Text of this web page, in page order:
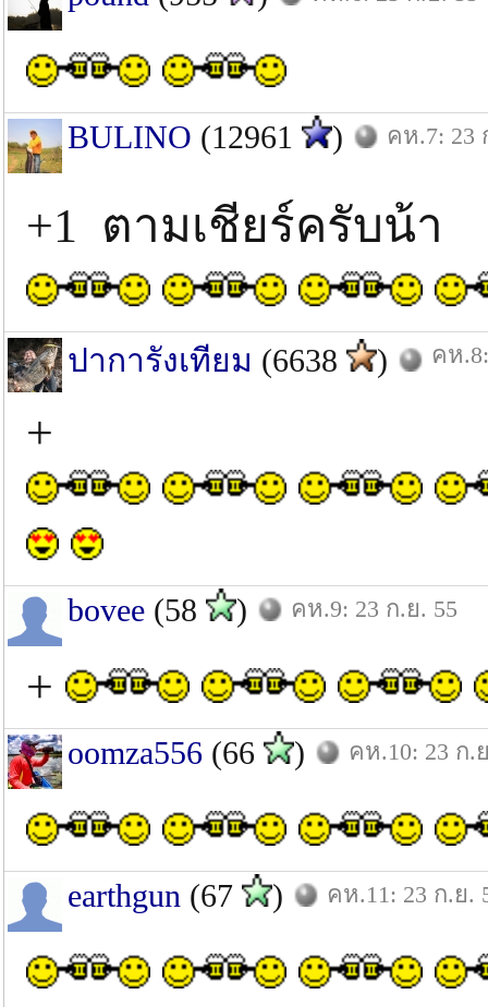
BULINO (12961 ) คห.7: 23
+1 ตามเชียร์ครับน้า
ปาการังเทียม (6638 ) คห
+
bovee (58 ) คห.9: 23 ก.ย. 55
+
oomza556 (66 ) คห.10: 23 ก.
earthgun (67 ) คห.11: 23 ก.ย.